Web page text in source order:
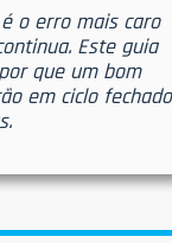
o erro mais caro
Este guia
que um bom
em ciclo